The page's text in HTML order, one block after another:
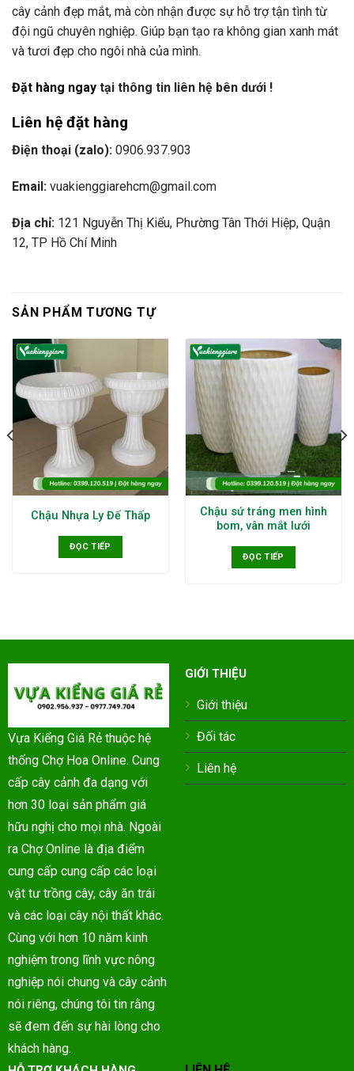
cây cảnh đẹp mắt, mà còn nhận được sự hỗ trợ tận tình từ
đội ngũ chuyên nghiệp. Giúp bạn tạo ra không gian xanh mát
và tươi đẹp cho ngôi nhà của mình.
Đặt hàng ngay tại thông tin liên hệ bên dưới !
Liên hệ đặt hàng
Điện thoại (zalo): 0906.937.903
Email: vuakienggiarehcm@gmail.com
Địa chỉ: 121 Nguyễn Thị Kiểu, Phường Tân Thới Hiệp, Quận
12, TP Hồ Chí Minh
SẢN PHẨM TƯƠNG TỰ
Chậu Nhựa Ly Đế Thấp
ĐỌC TIẾP
Chậu sứ tráng men hình
bom, vân mắt lưới
ĐỌC TIẾP
Vựa Kiểng Giá Rẻ thuộc hệ
thống Chợ Hoa Online. Cung
cấp cây cảnh đa dạng với
hơn 30 loại sản phẩm giá
hữu nghị cho mọi nhà. Ngoài
ra Chợ Online là địa điểm
cung cấp cung cấp các loại
vật tư trồng cây, cây ăn trái
và các loại cây nội thất khác.
Cùng với hơn 10 năm kinh
nghiệm trong lĩnh vực nông
nghiệp nói chung và cây cảnh
nói riêng, chúng tôi tin rằng
sẽ đem đến sự hài lòng cho
khách hàng.
GIỚI THIỆU
Giới thiệu
Đối tác
Liên hệ